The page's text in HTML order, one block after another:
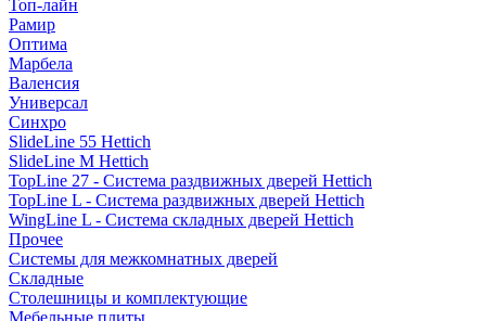
Топ-лайн
Рамир
Оптима
Марбела
Валенсия
Универсал
Синхро
SlideLine 55 Hettich
SlideLine M Hettich
TopLine 27 - Система раздвижных дверей Hettich
TopLine L - Система раздвижных дверей Hettich
WingLine L - Система складных дверей Hettich
Прочее
Системы для межкомнатных дверей
Складные
Столешницы и комплектующие
Мебельные плиты